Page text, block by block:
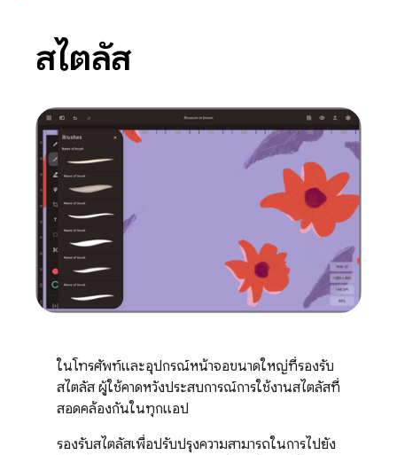
สไตลัส
ในโทรศัพท์และอุปกรณ์หน้าจอขนาดใหญ่ที่รองรับ
สไตลัส ผู้ใช้คาดหวังประสบการณ์การใช้งานสไตลัสที่
สอดคล้องกันในทุกแอป
รองรับสไตลัสเพื่อปรับปรุงความสามารถในการไปยัง